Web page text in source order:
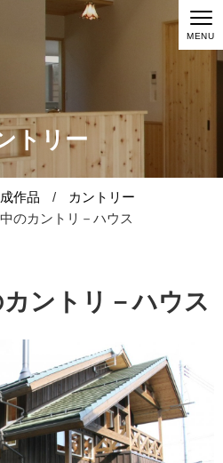
MENU
知らせ
作品
建てる家
社紹介
トリー
作品
カントリー
のカントリ－ハウス
ントリ－ハウス